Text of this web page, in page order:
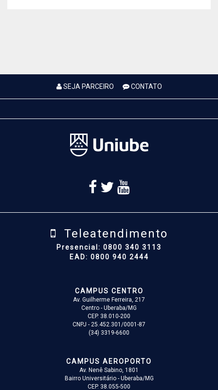
SEJA PARCEIRO CONTATO
Teleatendimento
Presencial: 0800 340 3113
EAD: 0800 940 2444
CAMPUS CENTRO
Av. Guilherme Ferreira, 217
Centro - Uberaba/MG
CEP. 38.010-200
CNPJ - 25.452.301/0001-87
(34) 3319-6600
CAMPUS AEROPORTO
Av. Nenê Sabino, 1801
Bairro Universitário - Uberaba/MG
CEP. 38.055-500